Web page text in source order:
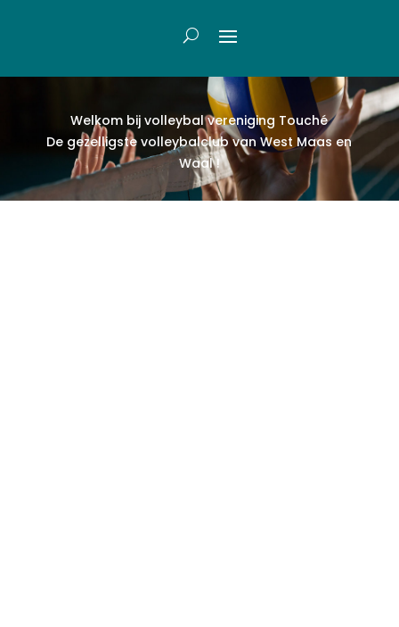
Welkom bij volleybal vereniging Touché
De gezelligste volleybalclub van West Maas en
Waal !
De gezelligste volleybalclub van